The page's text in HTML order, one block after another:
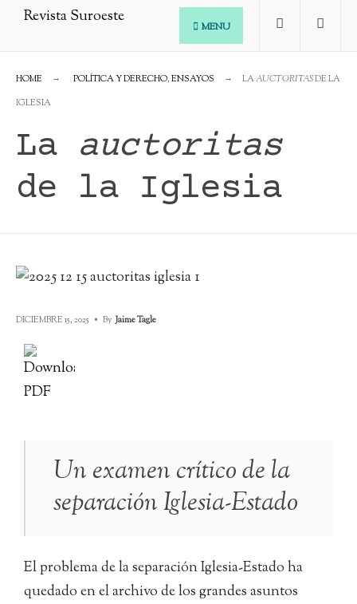
MENU
HOME POLÍTICA Y DERECHO,ENSAYOS LAAUCTORITASDE LA
IGLESIA
La auctoritas
de la Iglesia
DICIEMBRE 15, 2025 • By Jaime Tagle
Un examen crítico de la
separación Iglesia-Estado
El problema de la separación Iglesia-Estado ha
quedado en el archivo de los grandes asuntos